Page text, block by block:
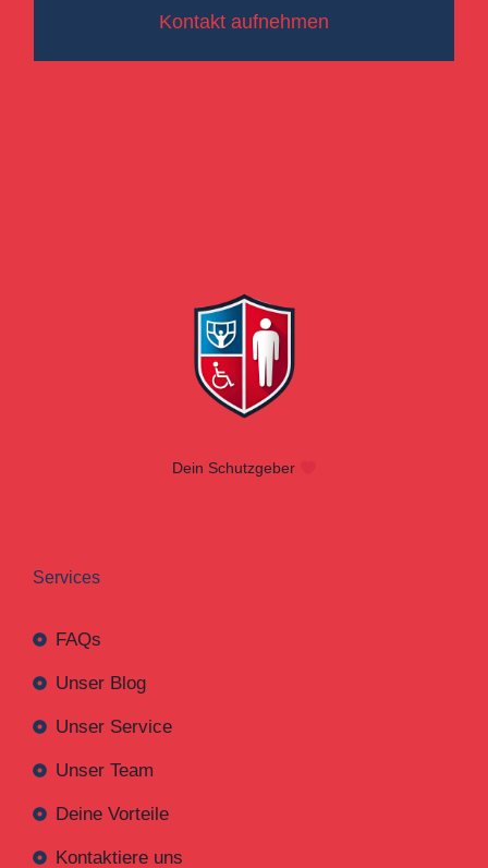
Kontakt aufnehmen
Dein Schutzgeber
Services
FAQs
Unser Blog
Unser Service
Unser Team
Deine Vorteile
Kontaktiere uns